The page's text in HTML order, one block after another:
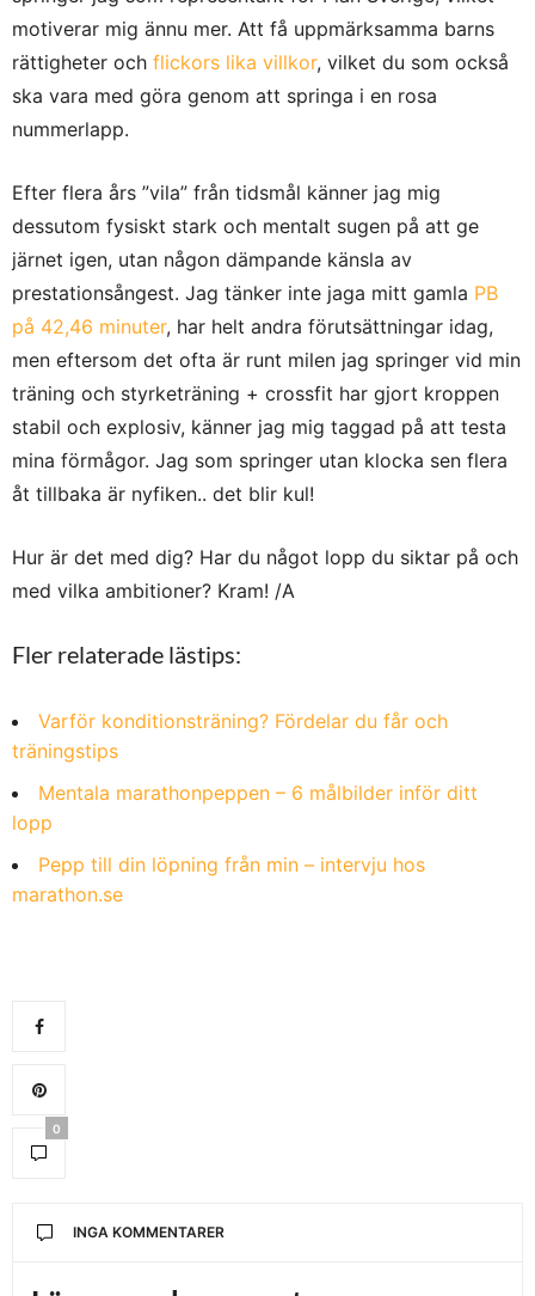
motiverar mig ännu mer. Att få uppmärksamma barns
rättigheter och flickors lika villkor, vilket du som också
ska vara med göra genom att springa i en rosa
nummerlapp.
Efter flera års ”vila” från tidsmål känner jag mig
dessutom fysiskt stark och mentalt sugen på att ge
järnet igen, utan någon dämpande känsla av
prestationsångest. Jag tänker inte jaga mitt gamla PB
på 42,46 minuter, har helt andra förutsättningar idag,
men eftersom det ofta är runt milen jag springer vid min
träning och styrketräning + crossfit har gjort kroppen
stabil och explosiv, känner jag mig taggad på att testa
mina förmågor. Jag som springer utan klocka sen flera
åt tillbaka är nyfiken.. det blir kul!
Hur är det med dig? Har du något lopp du siktar på och
med vilka ambitioner? Kram! /A
Fler relaterade lästips:
Varför konditionsträning? Fördelar du får och
träningstips
Mentala marathonpeppen – 6 målbilder inför ditt
lopp
Pepp till din löpning från min – intervju hos
marathon.se
0
INGA KOMMENTARER